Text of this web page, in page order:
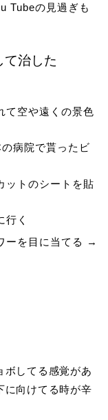
Tubeの見過ぎも
て治した
て空や遠くの景色
病院で貰ったビ
ットのシートを貼
行く
ーを目に当てる →
ボしてる感覚があ
向けてる時が辛